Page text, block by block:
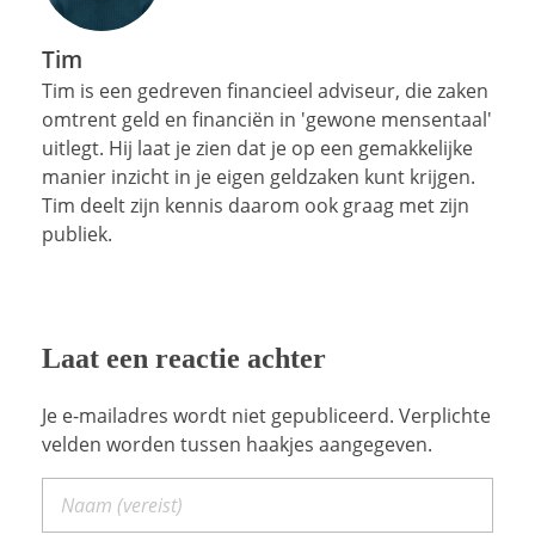
Tim
Tim is een gedreven financieel adviseur, die zaken
omtrent geld en financiën in 'gewone mensentaal'
uitlegt. Hij laat je zien dat je op een gemakkelijke
manier inzicht in je eigen geldzaken kunt krijgen.
Tim deelt zijn kennis daarom ook graag met zijn
publiek.
Laat een reactie achter
Je e-mailadres wordt niet gepubliceerd. Verplichte
velden worden tussen haakjes aangegeven.